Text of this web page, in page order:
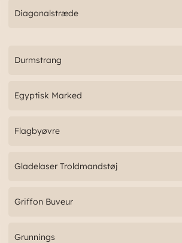
Diagonalstræde
Durmstrang
Egyptisk Marked
Flagbyøvre
Gladelaser Troldmandstøj
Griffon Buveur
Grunnings